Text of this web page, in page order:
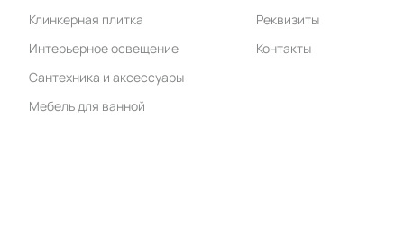
Клинкерная плитка
Интерьерное освещение
Сантехника и аксессуары
Мебель для ванной
Реквизиты
Контакты